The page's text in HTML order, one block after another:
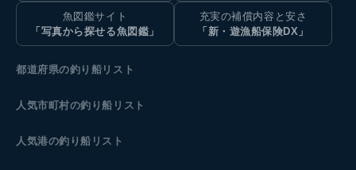
魚図鑑サイト
「写真から探せる魚図鑑」
充実の補償内容と安さ
「新・遊漁船保険DX」
都道府県の釣り船リスト
人気市町村の釣り船リスト
人気港の釣り船リスト